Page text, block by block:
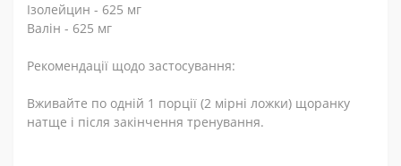
Ізолейцин - 625 мг
Валін - 625 мг
Рекомендації щодо застосування:
Вживайте по одній 1 порції (2 мірні ложки) щоранку
натще і після закінчення тренування.